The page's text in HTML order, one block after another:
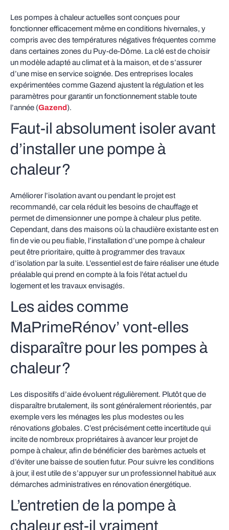
Les pompes à chaleur actuelles sont conçues pour
fonctionner efficacement même en conditions hivernales, y
compris avec des températures négatives fréquentes comme
dans certaines zones du Puy-de-Dôme. La clé est de choisir
un modèle adapté au climat et à la maison, et de s’assurer
d’une mise en service soignée. Des entreprises locales
expérimentées comme Gazend ajustent la régulation et les
paramètres pour garantir un fonctionnement stable toute
l’année (Gazend).
Faut‑il absolument isoler avant
d’installer une pompe à
chaleur ?
Améliorer l’isolation avant ou pendant le projet est
recommandé, car cela réduit les besoins de chauffage et
permet de dimensionner une pompe à chaleur plus petite.
Cependant, dans des maisons où la chaudière existante est en
fin de vie ou peu fiable, l’installation d’une pompe à chaleur
peut être prioritaire, quitte à programmer des travaux
d’isolation par la suite. L’essentiel est de faire réaliser une étude
préalable qui prend en compte à la fois l’état actuel du
logement et les travaux envisagés.
Les aides comme
MaPrimeRénov’ vont‑elles
disparaître pour les pompes à
chaleur ?
Les dispositifs d’aide évoluent régulièrement. Plutôt que de
disparaître brutalement, ils sont généralement réorientés, par
exemple vers les ménages les plus modestes ou les
rénovations globales. C’est précisément cette incertitude qui
incite de nombreux propriétaires à avancer leur projet de
pompe à chaleur, afin de bénéficier des barèmes actuels et
d’éviter une baisse de soutien futur. Pour suivre les conditions
à jour, il est utile de s’appuyer sur un professionnel habitué aux
démarches administratives en rénovation énergétique.
L’entretien de la pompe à
chaleur est‑il vraiment